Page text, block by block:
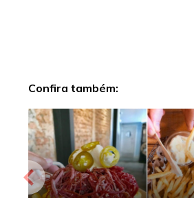
Confira também: